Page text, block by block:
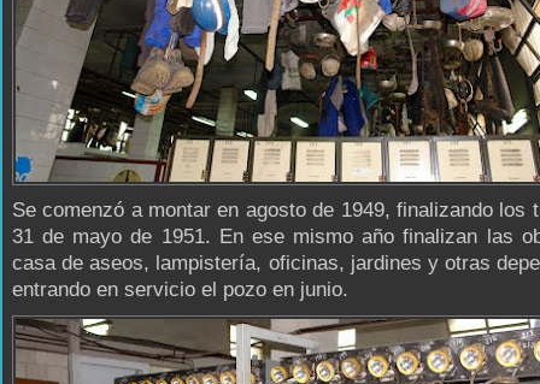
Se comenzó a montar en agosto de 1949, finalizando los
31 de mayo de 1951. En ese mismo año finalizan las
casa de aseos, lampistería, oficinas, jardines y otras
entrando en servicio el pozo en junio.